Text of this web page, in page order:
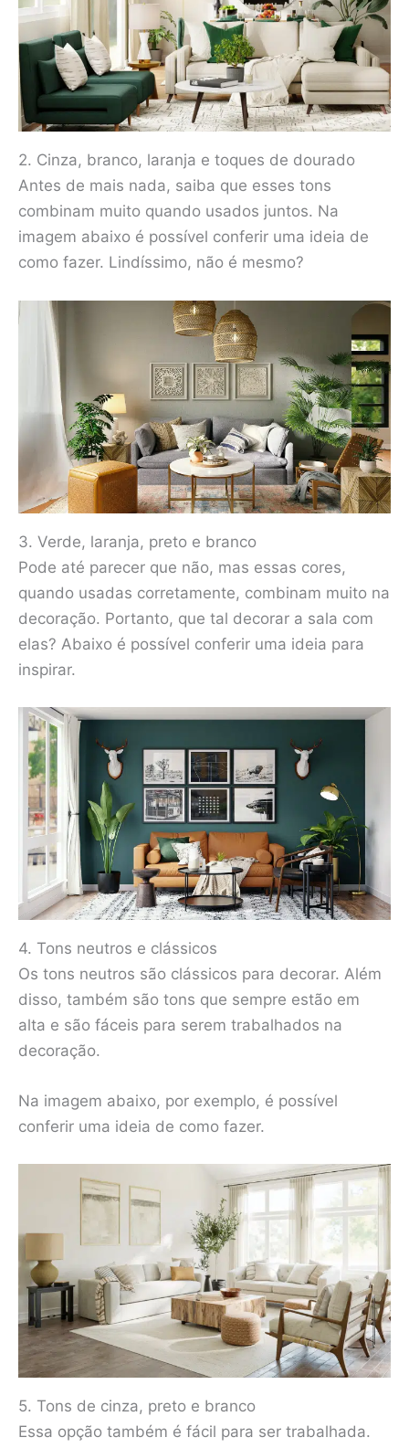
2. Cinza, branco, laranja e toques de dourado
Antes de mais nada, saiba que esses tons
combinam muito quando usados juntos. Na
imagem abaixo é possível conferir uma ideia de
como fazer. Lindíssimo, não é mesmo?
3. Verde, laranja, preto e branco
Pode até parecer que não, mas essas cores,
quando usadas corretamente, combinam muito na
decoração. Portanto, que tal decorar a sala com
elas? Abaixo é possível conferir uma ideia para
inspirar.
4. Tons neutros e clássicos
Os tons neutros são clássicos para decorar. Além
disso, também são tons que sempre estão em
alta e são fáceis para serem trabalhados na
decoração.
Na imagem abaixo, por exemplo, é possível
conferir uma ideia de como fazer.
5. Tons de cinza, preto e branco
Essa opção também é fácil para ser trabalhada.